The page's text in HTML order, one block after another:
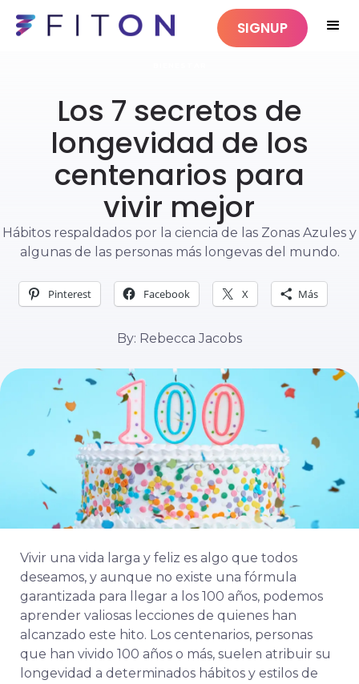
SIGNUP
Los 7 secretos de
longevidad de los
centenarios para
vivir mejor
Hábitos respaldados por la ciencia de las Zonas Azules y
algunas de las personas más longevas del mundo.
Pinterest Facebook X Más
By: Rebecca Jacobs
Vivir una vida larga y feliz es algo que todos
deseamos, y aunque no existe una fórmula
garantizada para llegar a los 100 años, podemos
aprender valiosas lecciones de quienes han
alcanzado este hito. Los centenarios, personas
que han vivido 100 años o más, suelen atribuir su
longevidad a determinados hábitos y estilos de